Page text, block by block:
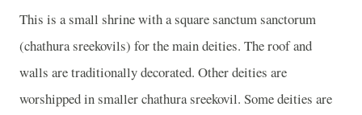
This is a small shrine with a square sanctum sanctorum
(chathura sreekovils) for the main deities. The roof and
walls are traditionally decorated. Other deities are
worshipped in smaller chathura sreekovil. Some deities are